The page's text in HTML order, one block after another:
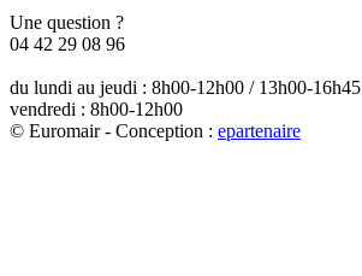
Une question ?
04 42 29 08 96
du lundi au jeudi : 8h00-12h00 / 13h00-16h45
vendredi : 8h00-12h00
© Euromair - Conception : epartenaire